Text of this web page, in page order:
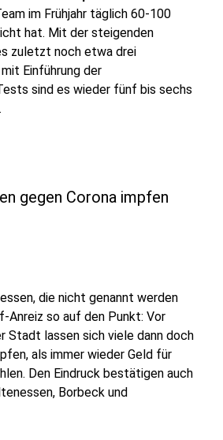
im Frühjahr täglich 60-100
hat. Mit der steigenden
zuletzt noch etwa drei
Einführung der
sind es wieder fünf bis sechs
gegen Corona impfen
die nicht genannt werden
Anreiz so auf den Punkt: Vor
Stadt lassen sich viele dann doch
als immer wieder Geld für
Den Eindruck bestätigen auch
Borbeck und